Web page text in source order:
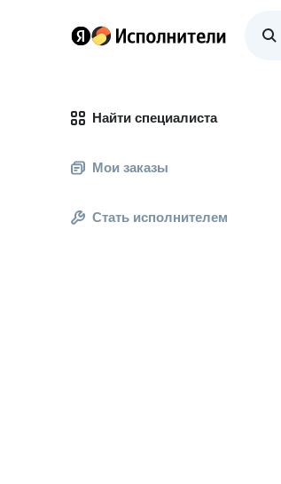
Найти специалиста
Мои заказы
Стать исполнителем